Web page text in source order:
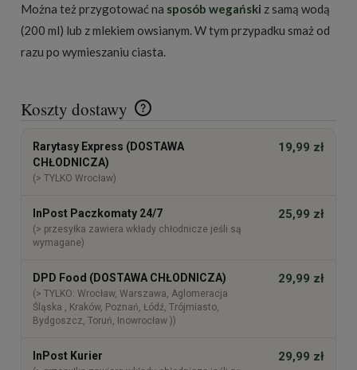
Można też przygotować na sposób wegański z samą wodą
(200 ml) lub z mlekiem owsianym. W tym przypadku smaż od
razu po wymieszaniu ciasta.
Koszty dostawy
Cena nie zawiera ewentualnych kosztów płatności
Rarytasy Express (DOSTAWA
CHŁODNICZA)
(> TYLKO Wrocław)
19,99 zł
InPost Paczkomaty 24/7
(> przesyłka zawiera wkłady chłodnicze jeśli są
wymagane)
25,99 zł
DPD Food (DOSTAWA CHŁODNICZA)
(> TYLKO: Wrocław, Warszawa, Aglomeracja
Śląska , Kraków, Poznań, Łódź, Trójmiasto,
Bydgoszcz, Toruń, Inowrocław ))
29,99 zł
InPost Kurier 29,99 zł